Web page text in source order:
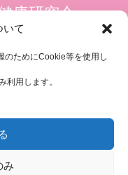
いて
のためにCookie等を使用し
利用します。
み
康研究会
ALL RIGHT RESERVED